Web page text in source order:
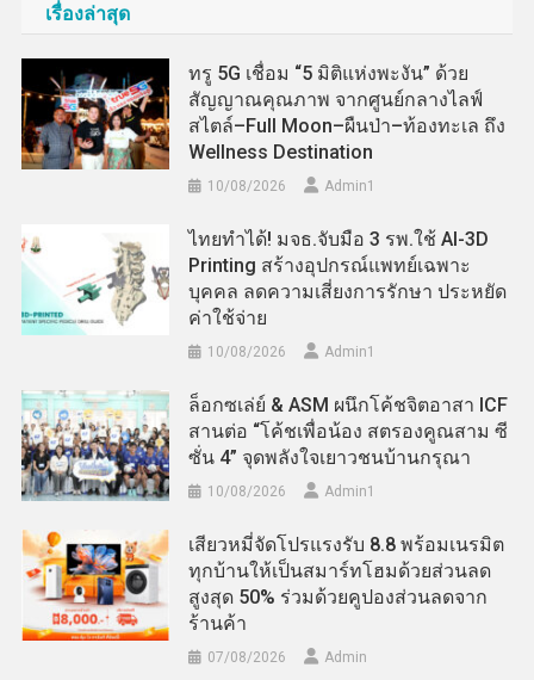
เรื่องล่าสุด
ทรู 5G เชื่อม “5 มิติแห่งพะงัน” ด้วย
สัญญาณคุณภาพ จากศูนย์กลางไลฟ์
สไตล์–Full Moon–ผืนป่า–ท้องทะเล ถึง
Wellness Destination
10/08/2026 Admin​1
ไทยทำได้! มจธ.จับมือ 3 รพ.ใช้ AI-3D
Printing สร้างอุปกรณ์แพทย์เฉพาะ
บุคคล ลดความเสี่ยงการรักษา ประหยัด
ค่าใช้จ่าย
10/08/2026 Admin​1
ล็อกซเล่ย์ & ASM ผนึกโค้ชจิตอาสา ICF
สานต่อ “โค้ชเพื่อน้อง สตรองคูณสาม ซี
ซั่น 4” จุดพลังใจเยาวชนบ้านกรุณา
10/08/2026 Admin​1
เสียวหมี่จัดโปรแรงรับ 8.8 พร้อมเนรมิต
ทุกบ้านให้เป็นสมาร์ทโฮมด้วยส่วนลด
สูงสุด 50% ร่วมด้วยคูปองส่วนลดจาก
ร้านค้า
07/08/2026 Admin